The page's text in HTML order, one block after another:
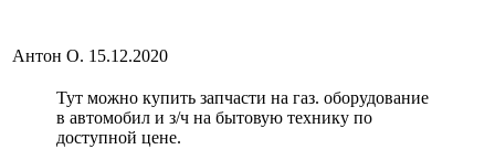
Антон О. 15.12.2020
Тут можно купить запчасти на газ. оборудование
в автомобил и з/ч на бытовую технику по
доступной цене.